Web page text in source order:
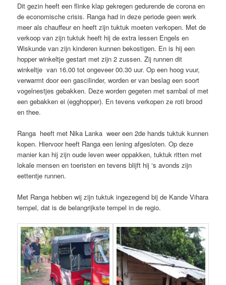
Dit gezin heeft een flinke klap gekregen gedurende de corona en
de economische crisis. Ranga had in deze periode geen werk
meer als chauffeur en heeft zijn tuktuk moeten verkopen. Met de
verkoop van zijn tuktuk heeft hij de extra lessen Engels en
Wiskunde van zijn kinderen kunnen bekostigen. En is hij een
hopper winkeltje gestart met zijn 2 zussen. Zij runnen dit
winkeltje van 16.00 tot ongeveer 00.30 uur. Op een hoog vuur,
verwarmt door een gascilinder, worden er van beslag een soort
vogelnestjes gebakken. Deze worden gegeten met sambal of met
een gebakken ei (egghopper). En tevens verkopen ze roti brood
en thee.
Ranga heeft met Nika Lanka weer een 2de hands tuktuk kunnen
kopen. Hiervoor heeft Ranga een lening afgesloten. Op deze
manier kan hij zijn oude leven weer oppakken, tuktuk ritten met
lokale mensen en toeristen en tevens blijft hij ‘s avonds zijn
eettentje runnen.
Met Ranga hebben wij zijn tuktuk ingezegend bij de Kande Vihara
tempel, dat is de belangrijkste tempel in de regio.